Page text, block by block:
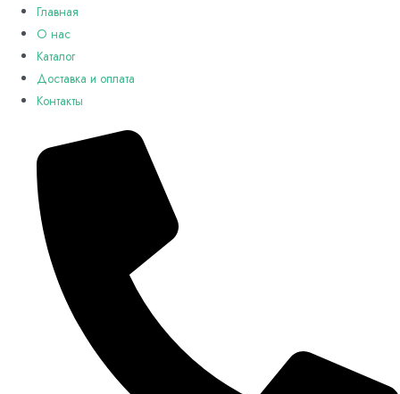
Главная
О нас
Каталог
Доставка и оплата
Контакты